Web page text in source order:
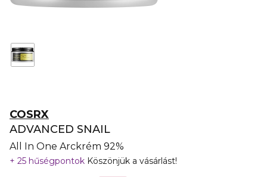
COSRX
ADVANCED SNAIL
All In One Arckrém 92%
25 hűségpontok Köszönjük a vásárlást!